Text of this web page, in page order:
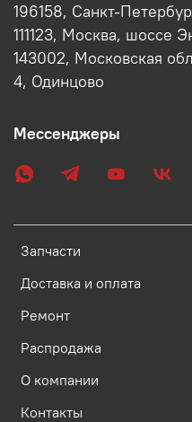
Запчасти
Доставка и оплата
Ремонт
Распродажа
О компании
Контакты
196158, Санкт-
111123, Москва, шоссе
143002, Московская
4, Одинцово
Мессенджеры